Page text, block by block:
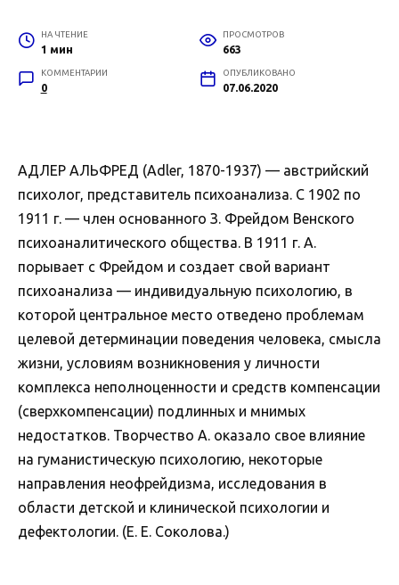
НА ЧТЕНИЕ
1 мин
ПРОСМОТРОВ
663
КОММЕНТАРИИ
0
ОПУБЛИКОВАНО
07.06.2020
АДЛЕР АЛЬФРЕД (Adler, 1870-1937) — австрийский
психолог, представитель психоанализа. С 1902 по
1911 г. — член основанного З. Фрейдом Венского
психоаналитического общества. В 1911 г. А.
порывает с Фрейдом и создает свой вариант
психоанализа — индивидуальную психологию, в
которой центральное место отведено проблемам
целевой детерминации поведения человека, смысла
жизни, условиям возникновения у личности
комплекса неполноценности и средств компенсации
(сверхкомпенсации) подлинных и мнимых
недостатков. Творчество А. оказало свое влияние
на гуманистическую психологию, некоторые
направления неофрейдизма, исследования в
области детской и клинической психологии и
дефектологии. (Е. Е. Соколова.)